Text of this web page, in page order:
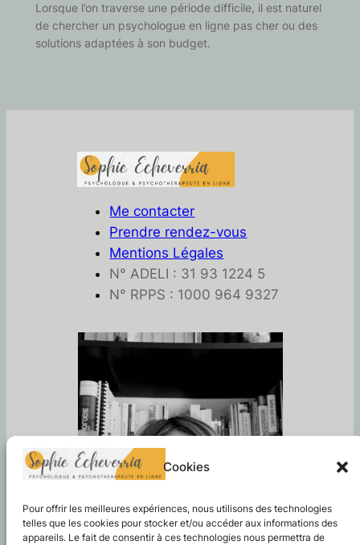
Cookies
Pour offrir les meilleures expériences, nous utilisons des technologies
telles que les cookies pour stocker et/ou accéder aux informations des
appareils. Le fait de consentir à ces technologies nous permettra de
Lorsque l’on traverse une période difficile, il est naturel
de chercher un psychologue en ligne pas cher ou des
solutions adaptées à son budget.
Me contacter
Prendre rendez-vous
Mentions Légales
N° ADELI : 31 93 1224 5
N° RPPS : 1000 964 9327